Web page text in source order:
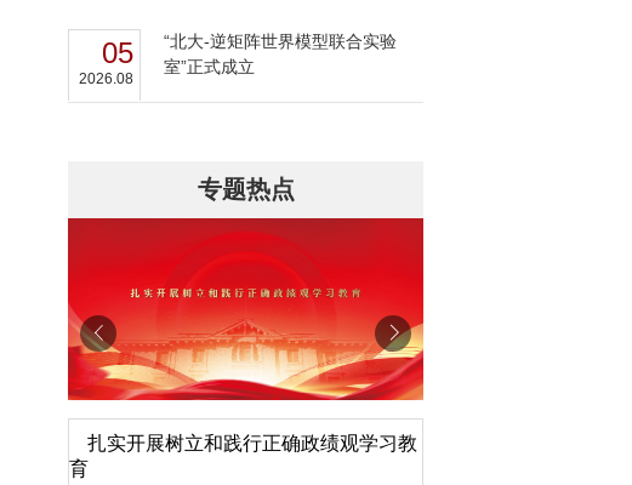
05
2026.08
“北大-逆矩阵世界模型联合实验
室”正式成立
专题热点
扎实开展树立和践行正确政绩观学习教
育